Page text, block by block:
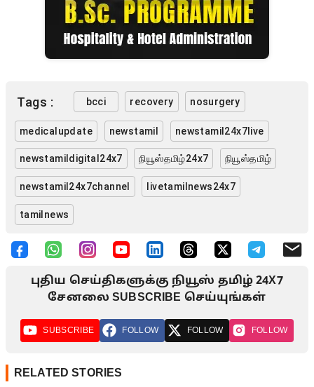
Tags : bcci recovery nosurgery
medicalupdate newstamil newstamil24x7live
newstamildigital24x7 நியூஸ்தமிழ்24x7 நியூஸ்தமிழ்
newstamil24x7channel livetamilnews24x7
tamilnews
புதிய செய்திகளுக்கு நியூஸ் தமிழ் 24X7
சேனலை SUBSCRIBE செய்யுங்கள்
SUBSCRIBE FOLLOW FOLLOW FOLLOW
RELATED STORIES